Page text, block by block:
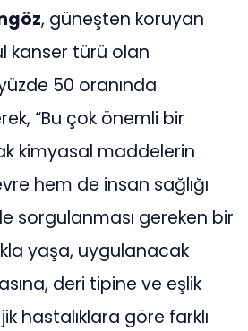
, güneşten koruyan
kanser türü olan
50 oranında
“Bu çok önemli bir
kimyasal maddelerin
hem de insan sağlığı
sorgulanması gereken bir
yaşa, uygulanacak
deri tipine ve eşlik
hastalıklara göre farklı